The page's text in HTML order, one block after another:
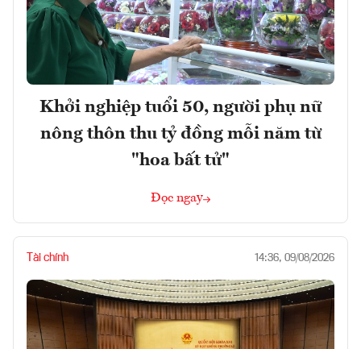
Khởi nghiệp tuổi 50, người phụ nữ
nông thôn thu tỷ đồng mỗi năm từ
"hoa bất tử"
Đọc ngay
Tài chính 14:36, 09/08/2026